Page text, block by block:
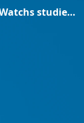
Formulär · Anmälan till GigWatchs studiecirkel